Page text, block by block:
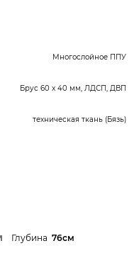
Многослойное ППУ
Брус 60 x 40 мм, ЛДСП, ДВП
техническая ткань (Бязь)
Глубина 76см